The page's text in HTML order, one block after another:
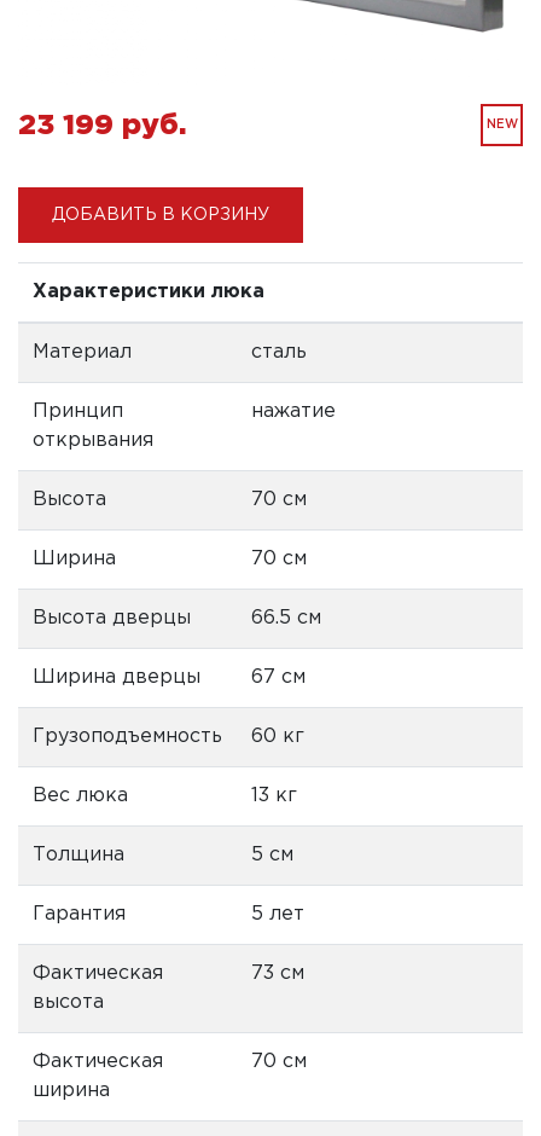
23 199 pуб. NEW
ДОБАВИТЬ В КОРЗИНУ
Характеристики люка
Материал сталь
Принцип
открывания
нажатие
Высота 70 см
Ширина 70 см
Высота дверцы 66.5 см
Ширина дверцы 67 см
Грузоподъемность 60 кг
Вес люка 13 кг
Толщина 5 см
Гарантия 5 лет
Фактическая
высота
73 см
Фактическая
ширина
70 см